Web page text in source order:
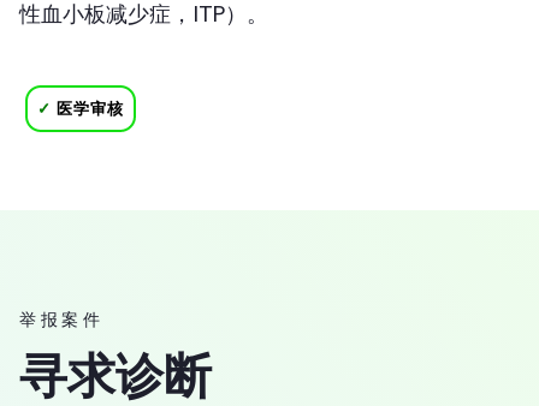
性血小板减少症，ITP）。
✓ 医学审核
举报案件
寻求诊断